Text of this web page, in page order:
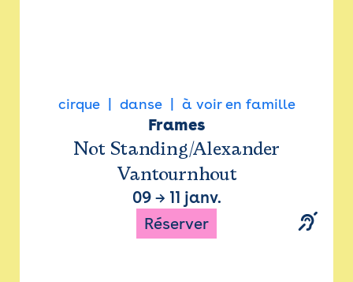
cirque danse à voir en famille
Frames
Not Standing/Alexander
Vantournhout
09→ 11 janv.
Réserver